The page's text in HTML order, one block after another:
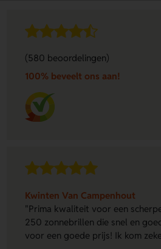
(580 beoordelingen)
100% beveelt ons aan!
Kwinten Van Campenhout
"Prima kwaliteit voor een
250 zonnebrillen die snel en
voor een goede prijs! Ik kom